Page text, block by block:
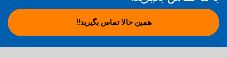
همین حالا تماس بگیرید!!